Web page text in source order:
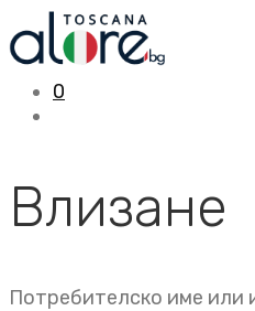
0
Влизане
Потребителско име или